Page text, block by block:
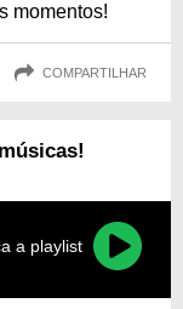
momentos!
COMPARTILHAR
a playlist